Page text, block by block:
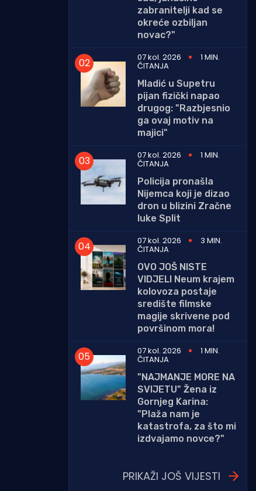
zabranitelji kad se
okreće ozbiljan
novac?"
07 kol. 2026
1 MIN.
ČITANJA
Mladić u Supetru
pijan fizički napao
drugog: "Razbjesnio
ga ovaj motiv na
majici"
07 kol. 2026
1 MIN.
ČITANJA
Policija pronašla
Nijemca koji je dizao
dron u blizini Zračne
luke Split
07 kol. 2026
3 MIN.
ČITANJA
OVO JOŠ NISTE
VIDJELI Neum krajem
kolovoza postaje
središte filmske
magije skrivene pod
površinom mora!
07 kol. 2026
1 MIN.
ČITANJA
"NAJMANJE MORE NA
SVIJETU" Žena iz
Gornjeg Karina:
"Plaža nam je
katastrofa, za što mi
izdvajamo novce?"
PRIKAŽI JOŠ VIJESTI